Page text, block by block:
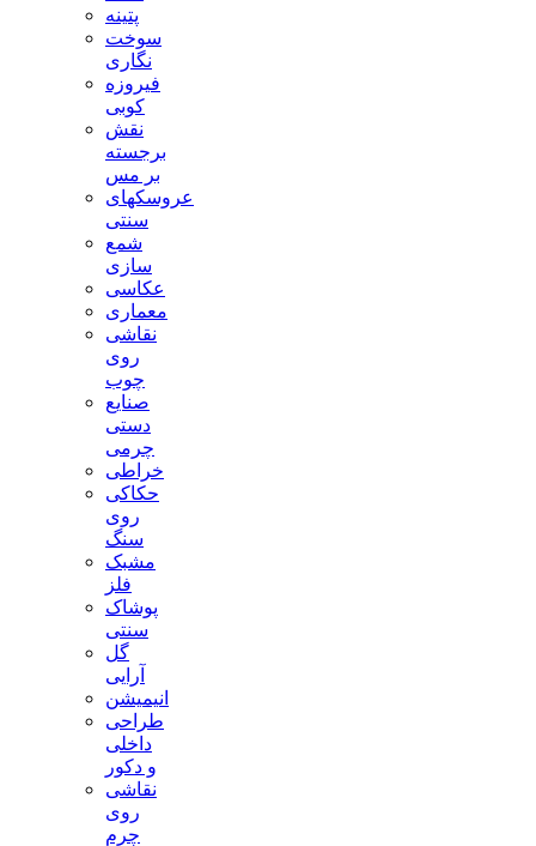
پتینه
سوخت
نگاری
فیروزه
کوبی
نقش
برجسته
بر مس
عروسکهای
سنتی
شمع
سازی
عکاسی
معماری
نقاشی
روی
چوب
صنایع
دستی
چرمی
خراطی
حکاکی
روی
سنگ
مشبک
فلز
پوشاک
سنتی
گل
آرایی
انیمیشن
طراحی
داخلی
و دکور
نقاشی
روی
چرم